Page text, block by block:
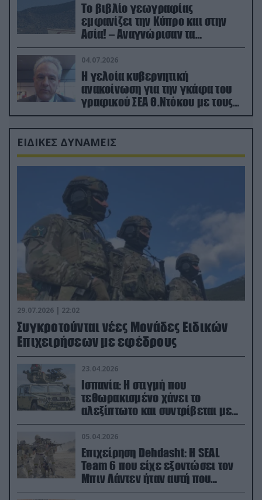
Το βιβλίο γεωγραφίας
εμφανίζει την Κύπρο και στην
Ασία! – Αναγνώρισαν τα
κατεχόμενα; (φωτο)
04.07.2026
Η γελοία κυβερνητική
ανακοίνωση για την γκάφα του
γραφικού ΣΕΑ Θ.Ντόκου με τους
Ρώσους φαρσέρ
ΕΙΔΙΚΕΣ ΔΥΝΑΜΕΙΣ
29.07.2026 | 22:02
Συγκροτούνται νέες Μονάδες Ειδικών
Επιχειρήσεων με εφέδρους
23.04.2026
Ισπανία: Η στιγμή που
τεθωρακισμένο χάνει το
αλεξίπτωτο και συντρίβεται με
ορμή στο έδαφος (βίντεο)
05.04.2026
Επιχείρηση Dehdasht: Η SEAL
Team 6 που είχε εξοντώσει τον
Μπιν Λάντεν ήταν αυτή που
διέσωσε τον πιλότο του F-15